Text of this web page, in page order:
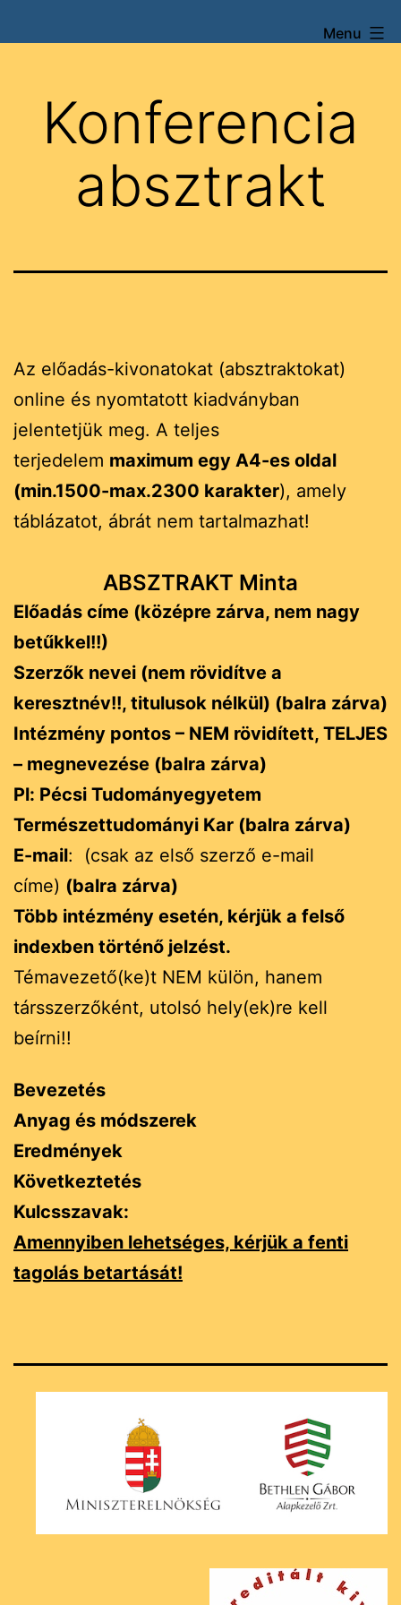
to
Konferencia
Menu
Konferencia
absztrakt
Az előadás-kivonatokat (absztraktokat)
online és nyomtatott kiadványban
jelentetjük meg. A teljes
terjedelem maximum egy A4-es oldal
(min.1500-max.2300 karakter), amely
táblázatot, ábrát nem tartalmazhat!
ABSZTRAKT Minta
Előadás címe (középre zárva, nem nagy
betűkkel!!)
Szerzők nevei (nem rövidítve a
keresztnév!!, titulusok nélkül) (balra zárva)
Intézmény pontos – NEM rövidített, TELJES
– megnevezése (balra zárva)
Pl: Pécsi Tudományegyetem
Természettudományi Kar (balra zárva)
E-mail: (csak az első szerző e-mail
címe) (balra zárva)
Több intézmény esetén, kérjük a felső
indexben történő jelzést.
Témavezető(ke)t NEM külön, hanem
társszerzőként, utolsó hely(ek)re kell
beírni!!
Bevezetés
Anyag és módszerek
Eredmények
Következtetés
Kulcsszavak:
Amennyiben lehetséges, kérjük a fenti
tagolás betartását!